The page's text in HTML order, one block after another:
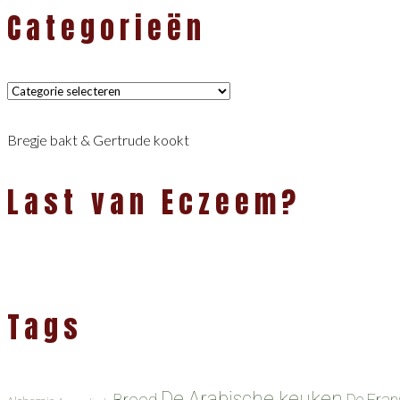
Categorieën
Categorieën
Bregje bakt & Gertrude kookt
Last van Eczeem?
Tags